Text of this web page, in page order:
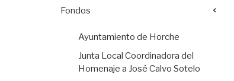
Fondos
Ayuntamiento de Horche
Junta Local Coordinadora del
Homenaje a José Calvo Sotelo